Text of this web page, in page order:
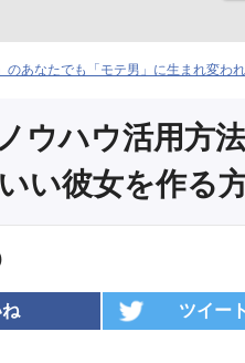
のあなたでも「モテ男」に生まれ変わ
ノウハウ活用方
い彼女を作る
ツイート